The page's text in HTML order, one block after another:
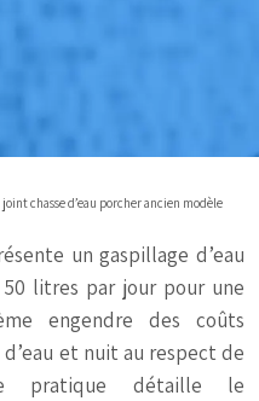
chasse d’eau porcher ancien modèle
un gaspillage d’eau
litres par jour pour une
engendre des coûts
et nuit au respect de
pratique détaille le